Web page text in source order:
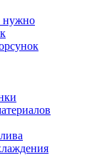
нужно